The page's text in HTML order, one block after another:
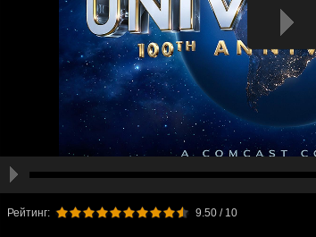
Рейтинг:
9.50 / 10